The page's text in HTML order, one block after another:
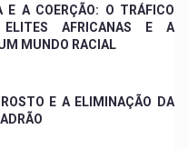
E A COERÇÃO: O TRÁFICO
AFRICANAS E A
MUNDO RACIAL
E A ELIMINAÇÃO DA